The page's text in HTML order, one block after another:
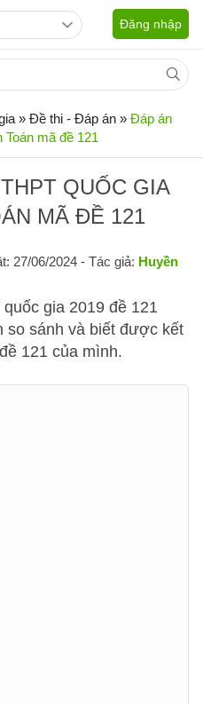
Đăng nhập
» Đề thi - Đáp án » Đáp án
mã đề 121
QUỐC GIA
MÃ ĐỀ 121
27/06/2024 - Tác giả: Huyền
gia 2019 đề 121
so sánh và biết được kết
121 của mình.